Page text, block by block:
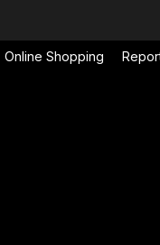
Online Shopping